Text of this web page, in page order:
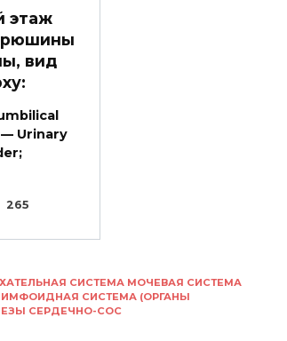
СИСТЕМА МОЧЕВАЯ СИСТЕМА
СИСТЕМА (ОРГАНЫ
СЕРДЕЧНО-СОС
этаж
вид
— Urinary
265